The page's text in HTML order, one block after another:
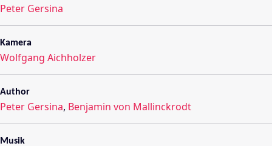
Peter Gersina
Kamera
Wolfgang Aichholzer
Author
Peter Gersina, Benjamin von Mallinckrodt
Musik